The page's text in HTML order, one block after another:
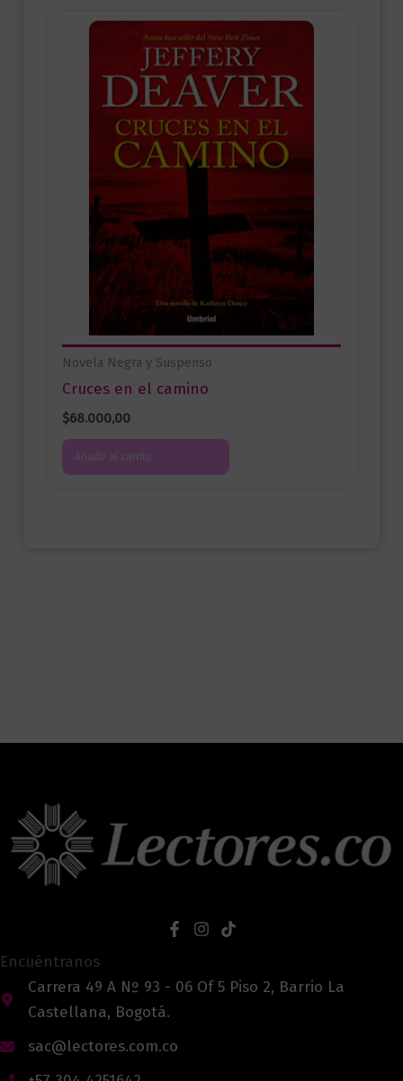
Novela Negra y Suspenso
Cruces en el camino
$68.000,00
Añadir al carrito
Encuéntranos
Carrera 49 A Nº 93 - 06 Of 5 Piso 2, Barrio La
Castellana, Bogotá.
sac@lectores.com.co